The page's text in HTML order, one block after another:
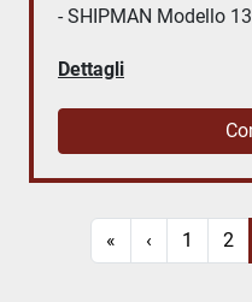
- SHIPMAN Modello
Dettagli
« ‹ 1 2